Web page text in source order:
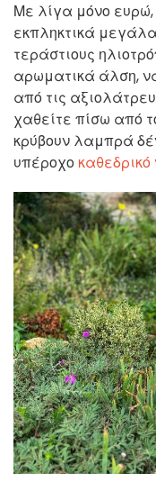
Με λίγα μόνο
εκπληκτικά
τεράστιους
αρωματικά άλση,
από τις
χαθείτε πίσω από
κρύβουν λαμπρά
υπέροχο